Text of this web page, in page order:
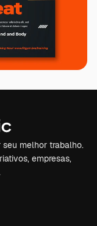
melhor trabalho.
empresas,